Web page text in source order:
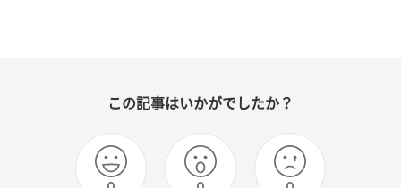
この記事はいかがでしたか？